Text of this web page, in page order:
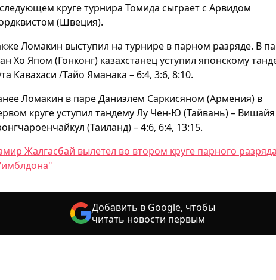
круге турнира Томида сыграет с Арвидом
(Швеция).
Ломакин выступил на турнире в парном разряде. В
Хо Япом (Гонконг) казахстанец уступил японскому
Кавахаси /Тайо Яманака – 6:4, 3:6, 8:10.
Ломакин в паре Даниэлем Саркисяном (Армения) в
круге уступил тандему Лу Чен-Ю (Тайвань) – Вишайя
(Таиланд) – 4:6, 6:4, 13:15.
Жалгасбай вылетел во втором круге парного разряда
Добавить в Google, чтобы
читать новости первым